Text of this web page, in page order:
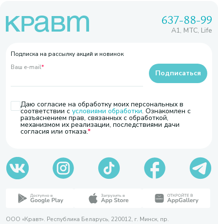
637-88-99
A1, МТС, Life
Подписка на рассылку акций и новинок
Ваш e-mail*
Даю согласие на обработку моих персональных в
соответствии с условиями обработки. Ознакомлен с
разъяснением прав, связанных с обработкой,
механизмом их реализации, последствиями дачи
согласия или отказа.
Подписаться
ООО «Кравт». Республика Беларусь, 220012, г. Минск, пр.